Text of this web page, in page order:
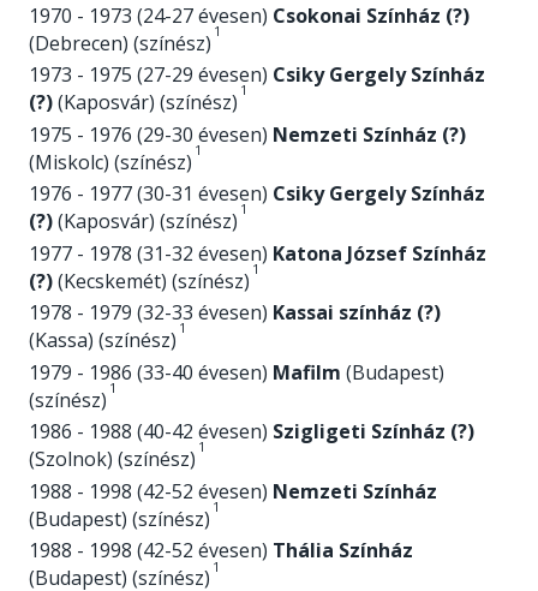
1970 - 1973 (24-27 évesen) Csokonai Színház (?)
(Debrecen) (színész) 1
1973 - 1975 (27-29 évesen) Csiky Gergely Színház
(?)(Kaposvár) (színész) 1
1975 - 1976 (29-30 évesen) Nemzeti Színház (?)
(Miskolc) (színész) 1
1976 - 1977 (30-31 évesen) Csiky Gergely Színház
(?)(Kaposvár) (színész) 1
1977 - 1978 (31-32 évesen) Katona József Színház
(?)(Kecskemét) (színész) 1
1978 - 1979 (32-33 évesen) Kassai színház (?)
(Kassa) (színész) 1
1979 - 1986 (33-40 évesen) Mafilm (Budapest)
(színész) 1
1986 - 1988 (40-42 évesen) Szigligeti Színház (?)
(Szolnok) (színész) 1
1988 - 1998 (42-52 évesen) Nemzeti Színház
(Budapest) (színész) 1
1988 - 1998 (42-52 évesen) Thália Színház
(Budapest) (színész) 1